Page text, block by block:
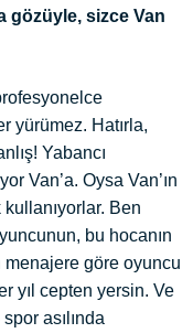
gözüyle, sizce Van
yürümez. Hatırla,
Yabancı
Van’a. Oysa Van’ın
kullanıyorlar. Ben
bu hocanın
menajere göre oyuncu
yıl cepten yersin. Ve
asılında